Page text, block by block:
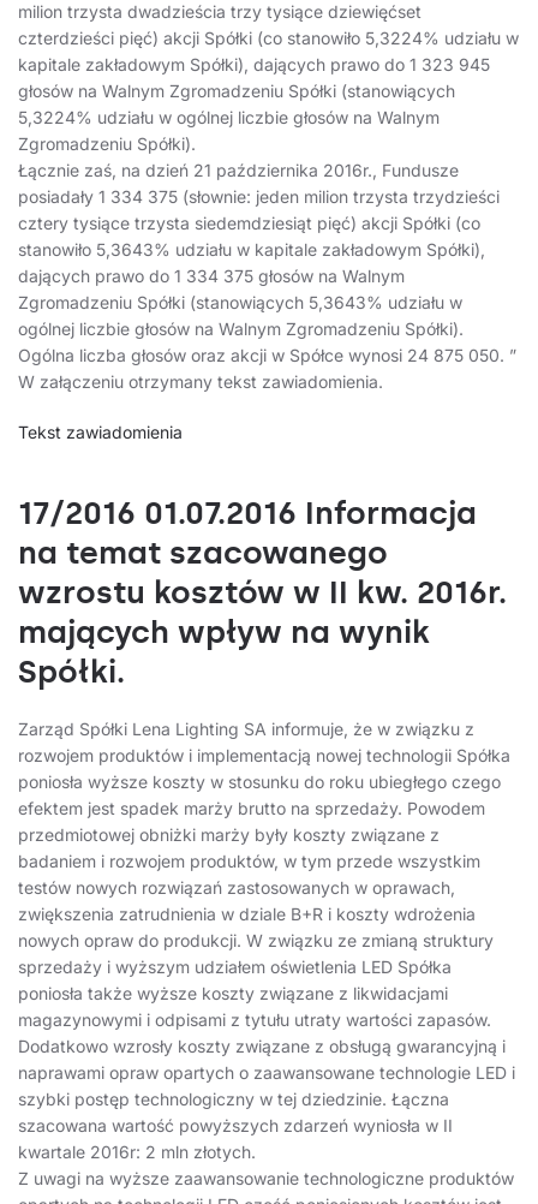
milion trzysta dwadzieścia trzy tysiące dziewięćset
czterdzieści pięć) akcji Spółki (co stanowiło 5,3224% udziału w
kapitale zakładowym Spółki), dających prawo do 1 323 945
głosów na Walnym Zgromadzeniu Spółki (stanowiących
5,3224% udziału w ogólnej liczbie głosów na Walnym
Zgromadzeniu Spółki).
Łącznie zaś, na dzień 21 października 2016r., Fundusze
posiadały 1 334 375 (słownie: jeden milion trzysta trzydzieści
cztery tysiące trzysta siedemdziesiąt pięć) akcji Spółki (co
stanowiło 5,3643% udziału w kapitale zakładowym Spółki),
dających prawo do 1 334 375 głosów na Walnym
Zgromadzeniu Spółki (stanowiących 5,3643% udziału w
ogólnej liczbie głosów na Walnym Zgromadzeniu Spółki).
Ogólna liczba głosów oraz akcji w Spółce wynosi 24 875 050. ”
W załączeniu otrzymany tekst zawiadomienia.
Tekst zawiadomienia
17/2016 01.07.2016 Informacja
na temat szacowanego
wzrostu kosztów w II kw. 2016r.
mających wpływ na wynik
Spółki.
Zarząd Spółki Lena Lighting SA informuje, że w związku z
rozwojem produktów i implementacją nowej technologii Spółka
poniosła wyższe koszty w stosunku do roku ubiegłego czego
efektem jest spadek marży brutto na sprzedaży. Powodem
przedmiotowej obniżki marży były koszty związane z
badaniem i rozwojem produktów, w tym przede wszystkim
testów nowych rozwiązań zastosowanych w oprawach,
zwiększenia zatrudnienia w dziale B+R i koszty wdrożenia
nowych opraw do produkcji. W związku ze zmianą struktury
sprzedaży i wyższym udziałem oświetlenia LED Spółka
poniosła także wyższe koszty związane z likwidacjami
magazynowymi i odpisami z tytułu utraty wartości zapasów.
Dodatkowo wzrosły koszty związane z obsługą gwarancyjną i
naprawami opraw opartych o zaawansowane technologie LED i
szybki postęp technologiczny w tej dziedzinie. Łączna
szacowana wartość powyższych zdarzeń wyniosła w II
kwartale 2016r: 2 mln złotych.
Z uwagi na wyższe zaawansowanie technologiczne produktów